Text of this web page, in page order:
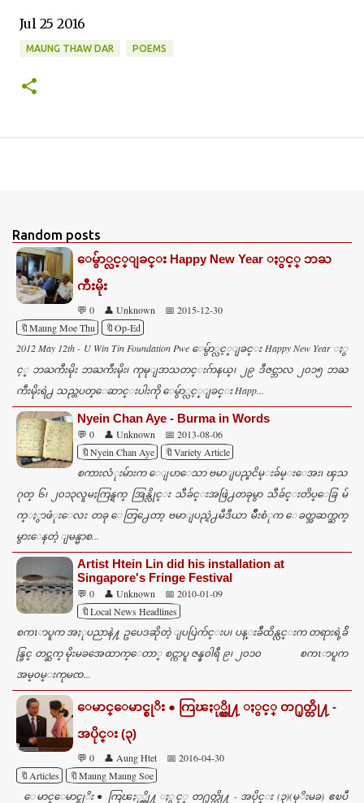
Jul 25 2016
MAUNG THAW DAR POEMS
Random posts
ေမွ်ာ္လင့္ျခင္း Happy New Year ႏွင့္ ဘႀ
ကီးမိုး
💬 0 👤 Unknown
📅 2015-12-30
🔖Maung Moe Thu
🔖Op-Ed
2012 May 12th - U Win Tin Foundation Pwe ေမွ်ာ္လင့္ျခင္း Happy New Year ႏွ
င့္ ဘႀကီးမိုး ဘႀကီးမိုး၊ ကုမုျဒာသတင္းဂ်ာနယ္၊ ၂၉ ဒီဇင္ဘာလ ၂၀၁၅ ဘႀ
ကီးမိုးရဲ႕ သည္တပတ္ေဆာင္းပါးကို ေမွ်ာ္လင့္ျခင္း Happ...
Nyein Chan Aye - Burma in Words
💬 0 👤 Unknown
📅 2013-08-06
🔖Nyein Chan Aye
🔖Variety Article
စကားလံုးမ်ားက ေျပာေသာ ဗမာျပည္ၿငိမ္းခ်မ္းေအး၊ ၾသ
ဂုတ္ ၆၊ ၂၀၁၃လူမႈကြန္ရက္ အြန္လိုင္း သီခ်င္းအဖြဲ႕တခုမွာ သီခ်င္းတိပ္ေခြ မ်
က္ႏွာဖံုးေလး တခု ေတြ႕ေတာ့ ဗမာျပည္ရဲ႕မီဒီယာ မ်ိဳးစံုက ေခတ္အဆက္ဆက္
မွားေနတဲ့ ျမန္မာစ...
Artist Htein Lin did his installation at
Singapore's Fringe Festival
💬 0 👤 Unknown
📅 2010-01-09
🔖Local News Headlines
စကၤာပူက အႏုပညာနဲ႔ ဥပေဒဆိုတဲ့ ျပပြဲက်င္းပ၊ ပန္းခ်ီထိန္လင္းက တရားရဲ့ခ်ိ
န္ခြင္ တင္ဆက္ မိုးမခအေထာက္ေတာ္ စင္ကာပူ ဇန္န၀ါရီ ၉၊ ၂၀၁၀ စကၤာပူက
အမ္၀မ္းကုမၸ...
ေမာင္ေမာင္စုိး ● ကြၽႏု္ပ္တို႔ ႏွင့္ တ႐ုတ္တို႔ -
အပိုင္း (၃)
💬 0 👤 Aung Htet
📅 2016-04-30
🔖Articles
🔖Maung Maung Soe
ေမာင္ေမာင္စုိး ● ကြၽႏု္ပ္တို႔ ႏွင့္ တ႐ုတ္တို႔ - အပိုင္း (၃)(မုိးမခ) ဧၿပီ